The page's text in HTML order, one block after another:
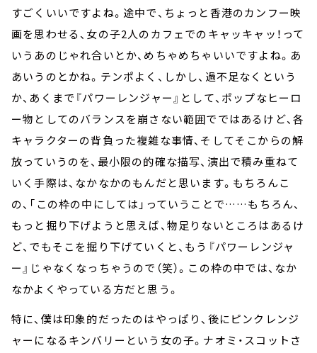
すごくいいですよね。途中で、ちょっと香港のカンフー映
画を思わせる、女の子2人のカフェでのキャッキャッ！って
いうあのじゃれ合いとか、めちゃめちゃいいですよね。あ
あいうのとかね。テンポよく、しかし、過不足なくという
か、あくまで『パワーレンジャー』として、ポップなヒーロ
ー物としてのバランスを崩さない範囲でではあるけど、各
キャラクターの背負った複雑な事情、そしてそこからの解
放っていうのを、最小限の的確な描写、演出で積み重ねて
いく手際は、なかなかのもんだと思います。もちろんこ
の、「この枠の中にしては」っていうことで……もちろん、
もっと掘り下げようと思えば、物足りないところはあるけ
ど、でもそこを掘り下げていくと、もう『パワーレンジャ
ー』じゃなくなっちゃうので（笑）。この枠の中では、なか
なかよくやっている方だと思う。
特に、僕は印象的だったのはやっぱり、後にピンクレンジ
ャーになるキンバリーという女の子。ナオミ・スコットさ